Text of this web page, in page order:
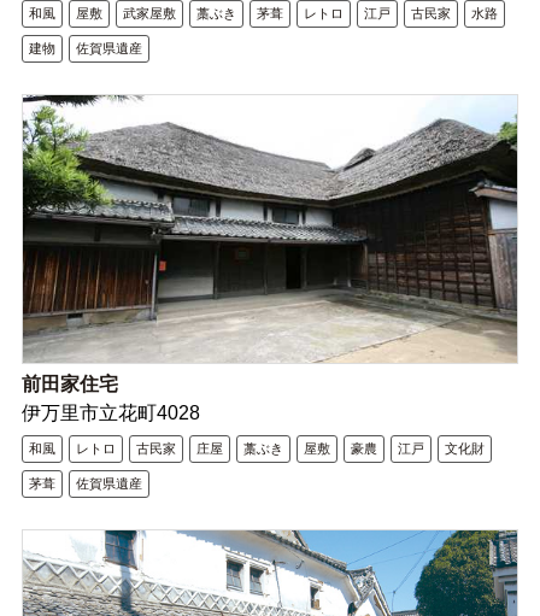
和風 屋敷 武家屋敷 藁ぶき 茅葺 レトロ 江戸 古民家 水路
建物 佐賀県遺産
前田家住宅
伊万里市立花町4028
和風 レトロ 古民家 庄屋 藁ぶき 屋敷 豪農 江戸 文化財
茅葺 佐賀県遺産